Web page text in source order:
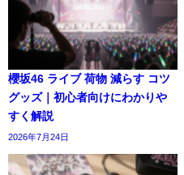
櫻坂46 ライブ 荷物 減らす コツ
グッズ｜初心者向けにわかりや
すく解説
2026年7月24日